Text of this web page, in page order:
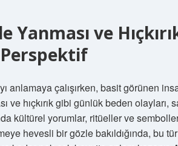
Yanması ve
anlamaya çalışırken, basit görünen
ve hıçkırık gibi günlük beden
kültürel yorumlar, ritüeller ve
hevesli bir gözle bakıldığında, bu